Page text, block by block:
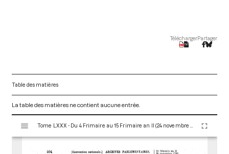
TéléchargerPartager
Table des matières
La table des matières ne contient aucune entrée.
s